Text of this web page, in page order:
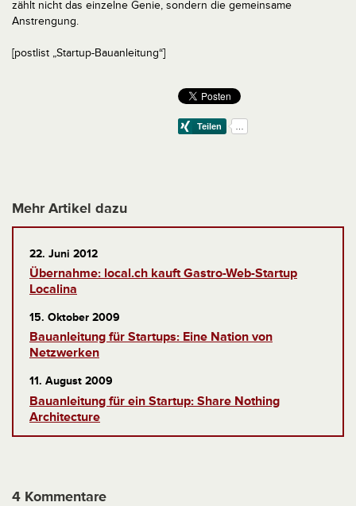
zählt nicht das einzelne Genie, sondern die gemeinsame
Anstrengung.
[postlist „Startup-Bauanleitung“]
Mehr Artikel dazu
22. Juni 2012
Übernahme: local.ch kauft Gastro-Web-Startup
Localina
15. Oktober 2009
Bauanleitung für Startups: Eine Nation von
Netzwerken
11. August 2009
Bauanleitung für ein Startup: Share Nothing
Architecture
4 Kommentare